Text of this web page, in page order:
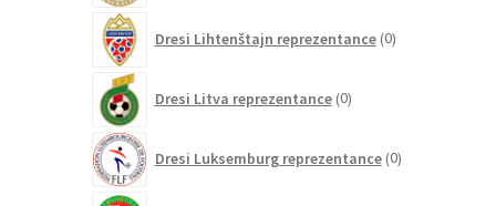
Dresi Lihtenštajn reprezentance 0izdelkov
Dresi Litva reprezentance 0izdelkov
Dresi Luksemburg reprezentance 0izdelkov